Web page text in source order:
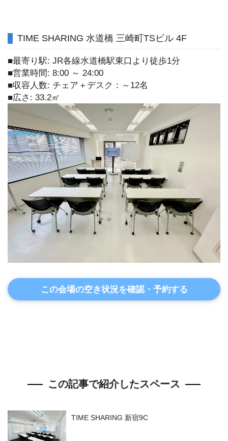
TIME SHARING 水道橋 三崎町TSビル 4F
■最寄り駅: JR各線水道橋駅東口より徒歩1分
■営業時間: 8:00 ～ 24:00
■収容人数: チェア＋デスク：～12名
■広さ: 33.2㎡
この会場の空き状況を確認・予約する
この記事で紹介したスペース
TIME SHARING 新宿9C